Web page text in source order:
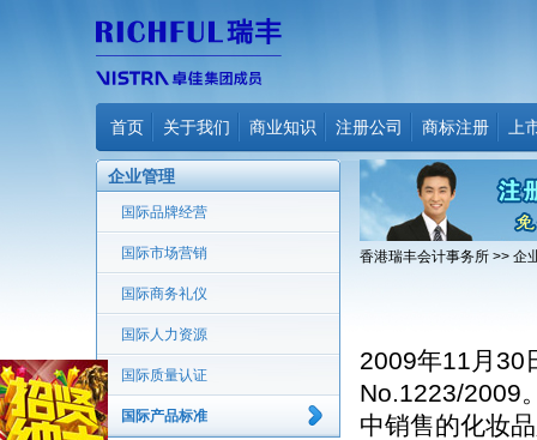
首页 关于我们 商业知识 注册公司 商标注册 上
企业管理
国际品牌经营
国际市场营销
国际商务礼仪
国际人力资源
国际质量认证
国际产品标准
香港瑞丰会计事务所 >> 企
2009年11月30
No.1223/2009
中销售的化妆